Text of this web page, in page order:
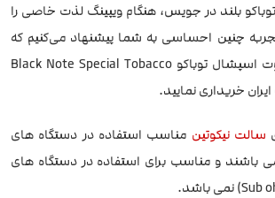
بلند در جویس، هنگام ویپینگ لذت خاصی را
چنین احساسی به شما پیشنهاد می‌کنیم که
جویس سالت بلک نوت اسپشال توباکو Black Note Special Tobacco
سالت نیکوتین مناسب استفاده در دستگاه های
باشند و مناسب برای استفاده در دستگاه های